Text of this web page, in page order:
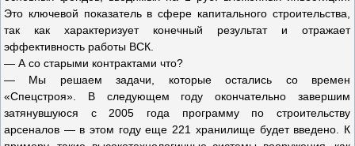
Это ключевой показатель в сфере капитального строительства,
так как характеризует конечный результат и отражает
эффективность работы ВСК.
— А со старыми контрактами что?
— Мы решаем задачи, которые остались со времен
«Спецстроя». В следующем году окончательно завершим
затянувшуюся с 2005 года программу по строительству
арсеналов — в этом году еще 221 хранилище будет введено. К